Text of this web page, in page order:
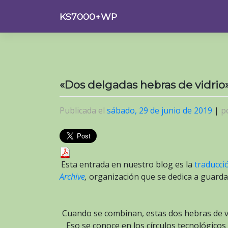
contenido
KS7000+WP
«Dos delgadas hebras de
Publicada el sábado, 29 de junio de 2019 |
Esta entrada en nuestro blog es la
Archive, organización que se dedica a
Cuando se combinan, estas dos hebras
Eso se conoce en los círculos